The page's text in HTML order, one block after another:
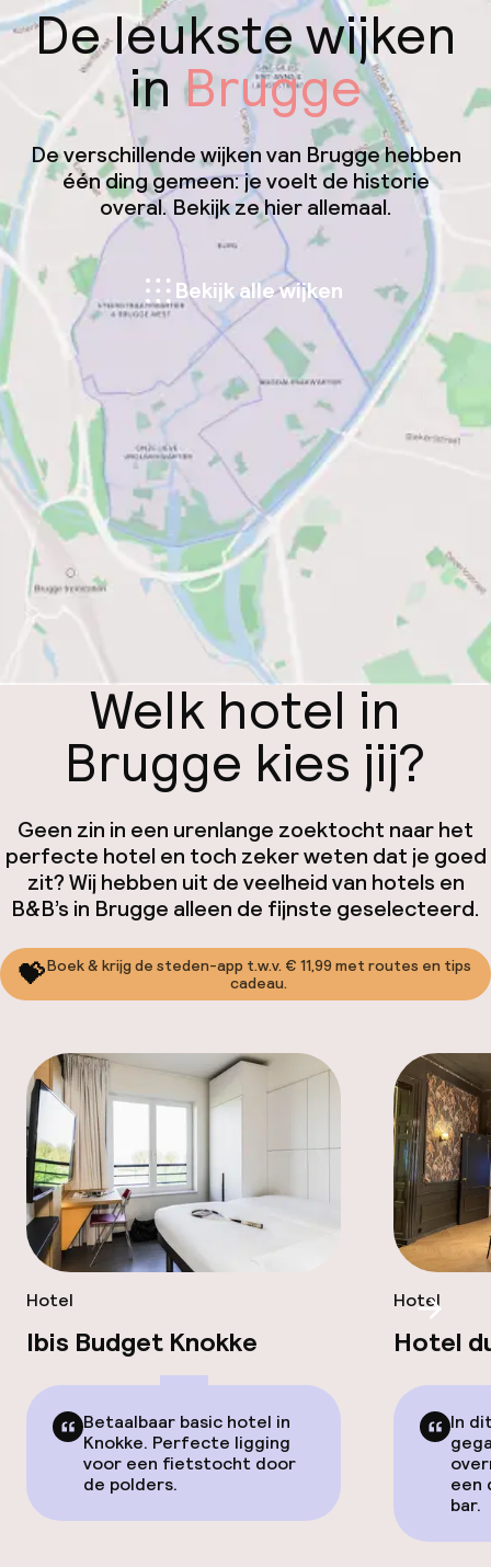
De leukste wijken
in Brugge
De verschillende wijken van Brugge hebben
één ding gemeen: je voelt de historie
overal. Bekijk ze hier allemaal.
Bekijk alle wijken
Welk hotel in
Brugge kies jij?
Geen zin in een urenlange zoektocht naar het
perfecte hotel en toch zeker weten dat je goed
zit? Wij hebben uit de veelheid van hotels en
B&B’s in Brugge alleen de fijnste geselecteerd.
💝Boek & krijg de steden-app t.w.v. € 11,99 met routes en tips
cadeau.
Hotel
Ibis Budget Knokke
Betaalbaar basic hotel in
Knokke. Perfecte ligging
voor een fietstocht door
de polders.
Hotel
Hotel
In
een
bar.